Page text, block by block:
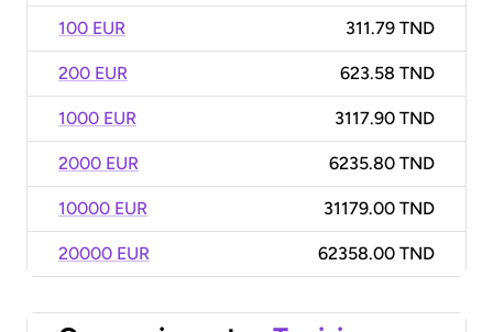
100 EUR 311.79 TND
200 EUR 623.58 TND
1000 EUR 3117.90 TND
2000 EUR 6235.80 TND
10000 EUR 31179.00 TND
20000 EUR 62358.00 TND